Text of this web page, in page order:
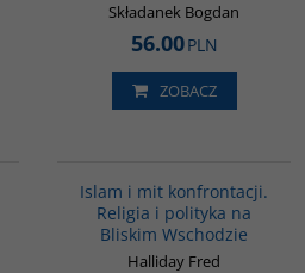
Składanek Bogdan
56.00PLN
ZOBACZ
Islam i mit konfrontacji.
Religia i polityka na
Bliskim Wschodzie
Halliday Fred